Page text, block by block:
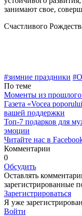
занимают свое,
Счастливого
#зимние праздники
По теме
Моменты из
Газета «Vocea
вашей поддержки
Топ-7 подарков для
эмоции
Читайте нас в
Комментарии
0
Обсудить
Оставлять
зарегистрированные
Зарегистрироваться
Я уже зарегистрирован
Войти